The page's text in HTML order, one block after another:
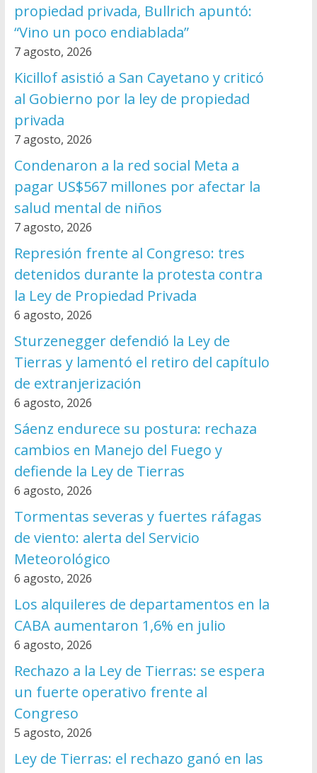
propiedad privada, Bullrich apuntó:
“Vino un poco endiablada”
7 agosto, 2026
Kicillof asistió a San Cayetano y criticó
al Gobierno por la ley de propiedad
privada
7 agosto, 2026
Condenaron a la red social Meta a
pagar US$567 millones por afectar la
salud mental de niños
7 agosto, 2026
Represión frente al Congreso: tres
detenidos durante la protesta contra
la Ley de Propiedad Privada
6 agosto, 2026
Sturzenegger defendió la Ley de
Tierras y lamentó el retiro del capítulo
de extranjerización
6 agosto, 2026
Sáenz endurece su postura: rechaza
cambios en Manejo del Fuego y
defiende la Ley de Tierras
6 agosto, 2026
Tormentas severas y fuertes ráfagas
de viento: alerta del Servicio
Meteorológico
6 agosto, 2026
Los alquileres de departamentos en la
CABA aumentaron 1,6% en julio
6 agosto, 2026
Rechazo a la Ley de Tierras: se espera
un fuerte operativo frente al
Congreso
5 agosto, 2026
Ley de Tierras: el rechazo ganó en las